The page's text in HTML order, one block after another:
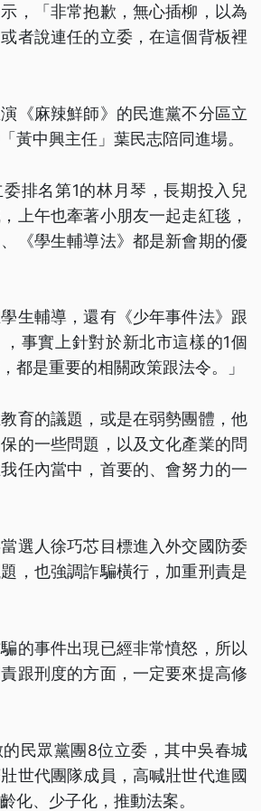
，「非常抱歉，無心插柳，以為
者說連任的立委，在這個背板裡
《麻辣鮮師》的民進黨不分區立
黃中興主任」葉民志陪同進場。
排名第1的林月琴，長期投入兒
上午也牽著小朋友一起走紅毯，
《學生輔導法》都是新會期的優
生輔導，還有《少年事件法》跟
，事實上針對於新北市這樣的1個
都是重要的相關政策跟法令。」
育的議題，或是在弱勢團體，他
的一些問題，以及文化產業的問
任內當中，首要的、會努力的一
選人徐巧芯目標進入外交國防委
，也強調詐騙橫行，加重刑責是
的事件出現已經非常憤怒，所以
跟刑度的方面，一定要來提高修
民眾黨團8位立委，其中吳春城
壯世代團隊成員，高喊壯世代進國
化、少子化，推動法案。